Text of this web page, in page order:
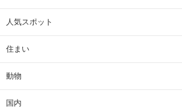
人気スポット
住まい
動物
国内